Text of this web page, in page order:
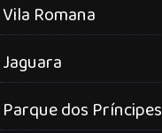
Vila Romana
Jaguara
Parque dos Príncipes